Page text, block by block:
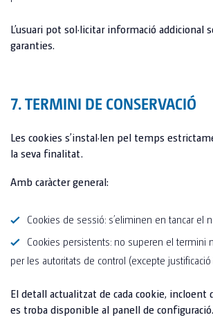
L’usuari pot sol·licitar informació addicional
garanties.
7. TERMINI DE CONSERVACIÓ
Les cookies s’instal·len pel temps
la seva finalitat.
Amb caràcter general:
Cookies de sessió: s’eliminen en tancar el
Cookies persistents: no superen el termini
per les autoritats de control (excepte
El detall actualitzat de cada cookie, incloent
es troba disponible al panell de configuració.